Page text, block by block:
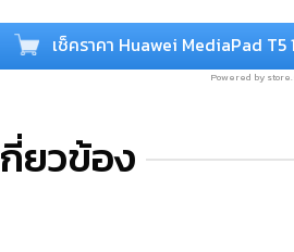
เช็คราคา Huawei MediaPad T5
Powered by
ยวข้อง